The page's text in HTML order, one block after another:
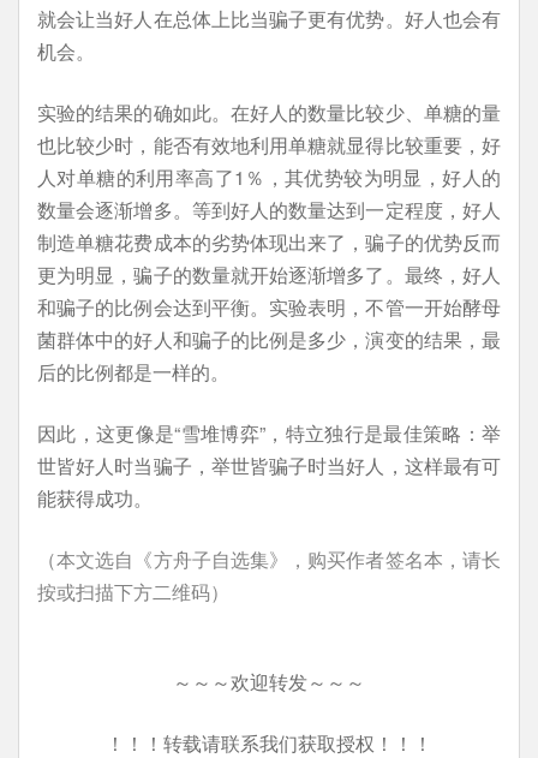
就会让当好人在总体上比当骗子更有优势。好人也会有
机会。
实验的结果的确如此。在好人的数量比较少、单糖的量
也比较少时，能否有效地利用单糖就显得比较重要，好
人对单糖的利用率高了1％，其优势较为明显，好人的
数量会逐渐增多。等到好人的数量达到一定程度，好人
制造单糖花费成本的劣势体现出来了，骗子的优势反而
更为明显，骗子的数量就开始逐渐增多了。最终，好人
和骗子的比例会达到平衡。实验表明，不管一开始酵母
菌群体中的好人和骗子的比例是多少，演变的结果，最
后的比例都是一样的。
因此，这更像是“雪堆博弈”，特立独行是最佳策略：举
世皆好人时当骗子，举世皆骗子时当好人，这样最有可
能获得成功。
（本文选自《方舟子自选集》，购买作者签名本，请长
按或扫描下方二维码）
～～～欢迎转发～～～
！！！转载请联系我们获取授权！！！